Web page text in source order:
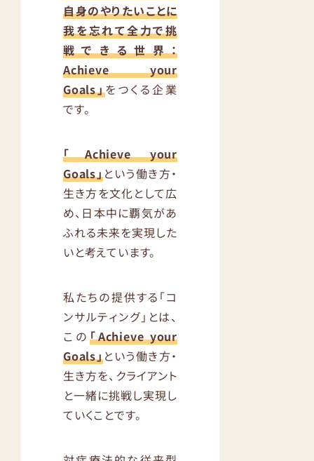
自身のやりたいことに
我を忘れて全力で挑
戦できる世界：
Achieve your
Goals」をつくる企業
です。
「Achieve your
Goals」という働き方・
生き方を文化として広
め、日本中に覇気があ
ふれる未来を実現した
いと考えています。
私たちの提供する「コ
ンサルティング」とは、
この 「Achieve your
Goals」という働き方・
生き方を、クライアント
と一緒に挑戦し実現し
ていくことです。